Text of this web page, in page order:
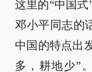
这里的“中国式
邓小平同志的
中国的特点出
多，耕地少”